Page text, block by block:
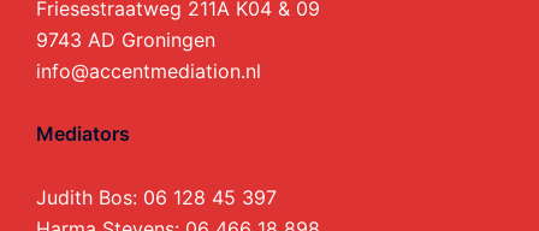
Friesestraatweg 211A K04 & 09
9743 AD Groningen
info@accentmediation.nl
Mediators
Judith Bos: 06 128 45 397